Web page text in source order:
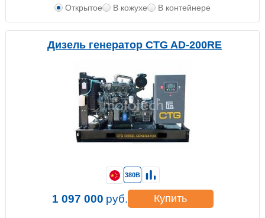
Открытое В кожухе В контейнере
Дизель генератор CTG AD-200RE
380В
1 097 000 руб. Купить